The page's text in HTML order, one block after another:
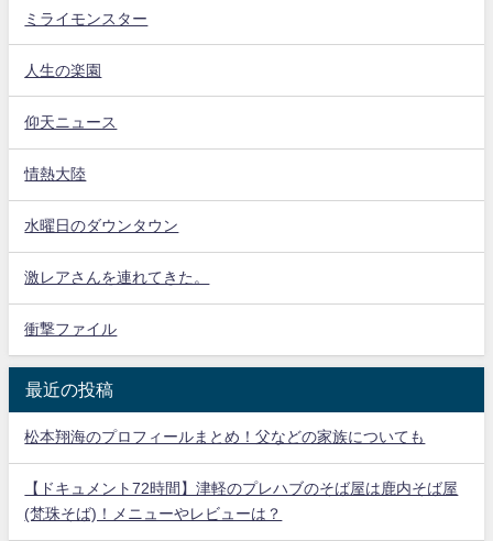
ミライモンスター
人生の楽園
仰天ニュース
情熱大陸
水曜日のダウンタウン
激レアさんを連れてきた。
衝撃ファイル
最近の投稿
松本翔海のプロフィールまとめ！父などの家族についても
【ドキュメント72時間】津軽のプレハブのそば屋は鹿内そば屋
(梵珠そば)！メニューやレビューは？